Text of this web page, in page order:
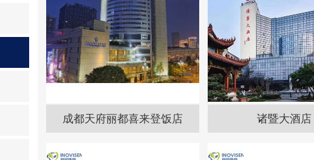
成都天府丽都喜来登饭店 诸暨大酒店